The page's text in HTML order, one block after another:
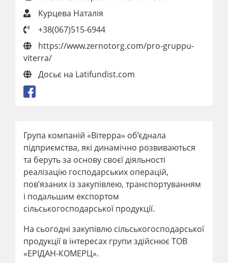
Курцева Наталія
+38(067)515-6944
https://www.zernotorg.com/pro-gruppu-
viterra/
Досьє на Latifundist.com
Група компаній «Вітерра» об’єднала
підприємства, які динамічно розвиваються
та беруть за основу своєї діяльності
реалізацію господарських операцій,
пов’язаних із закупівлею, транспортуванням
і подальшим експортом
сільськогосподарської продукції.
На сьогодні закупівлю сільськогосподарської
продукції в інтересах групи здійснює ТОВ
«ЕРІДАН-КОМЕРЦ».